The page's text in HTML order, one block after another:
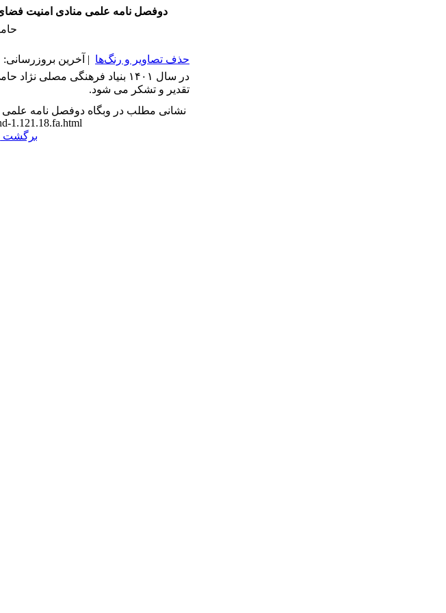
دوفصل نامه علمی منادی امنیت فضای
حذف تصاویر و رنگ‌ها | آخرین بروزرسانی: ۱۴۰۲/۱/۲۱ |
در سال ۱۴۰۱ بنیاد فرهنگی مصلی
تقدیر و تشکر می شود.
نشانی مطلب در وبگاه دوفصل نامه علمی
1.121.18.fa.html
برگشت